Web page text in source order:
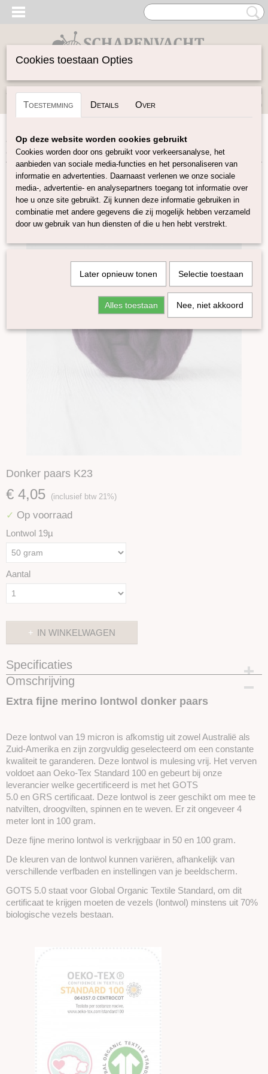
Inloggen Registreren
(0)
Home>Vilten>Lontwol gekleurd 19 mic>
K23
Donker paars K23
€ 4,05 (inclusief btw 21%)
✓ Op voorraad
Lontwol 19µ
Aantal
IN WINKELWAGEN
Specificaties
Productcode
Omschrijving
Extra fijne merino lontwol donker paars
Deze lontwol van 19 micron is afkomstig uit zowel Australië als
Zuid-Amerika en zijn zorgvuldig geselecteerd om een ​​constante
kwaliteit te garanderen. Deze lontwol is mulesing vrij. Het verven
voldoet aan Oeko-Tex Standard 100 en gebeurt bij onze
leverancier welke gecertificeerd is met het GOTS
5.0 en GRS certificaat. Deze lontwol is zeer geschikt om mee te
natvilten, droogvilten, spinnen en te weven. Er zit ongeveer 4
meter lont in 100 gram.
Deze fijne merino lontwol is verkrijgbaar in 50 en 100 gram.
De kleuren van de lontwol kunnen variëren, afhankelijk van
verschillende verfbaden en instellingen van je beeldscherm.
GOTS 5.0 staat voor Global Organic Textile Standard, om dit
certificaat te krijgen moeten de vezels (lontwol) minstens uit 70%
biologische vezels bestaan.
Cookies toestaan Opties
Toestemming Details Over
Op deze website worden cookies gebruikt
Cookies worden door ons gebruikt voor verkeersanalyse, het
aanbieden van sociale media-functies en het personaliseren van
informatie en advertenties. Daarnaast verlenen we onze sociale
media-, advertentie- en analysepartners toegang tot informatie over
hoe u onze site gebruikt. Zij kunnen deze informatie gebruiken in
combinatie met andere gegevens die zij mogelijk hebben verzameld
door uw gebruik van hun diensten of die u hen hebt verstrekt.
Later opnieuw tonen Selectie toestaan
Alles toestaan Nee, niet akkoord